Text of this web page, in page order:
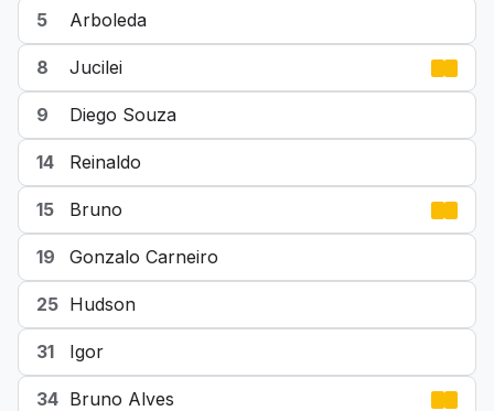
5 Arboleda
8 Jucilei
9 Diego Souza
14 Reinaldo
15 Bruno
19 Gonzalo Carneiro
25 Hudson
31 Igor
34 Bruno Alves